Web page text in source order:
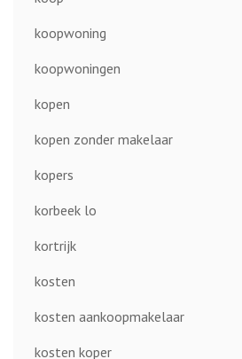
koopwoning
koopwoningen
kopen
kopen zonder makelaar
kopers
korbeek lo
kortrijk
kosten
kosten aankoopmakelaar
kosten koper